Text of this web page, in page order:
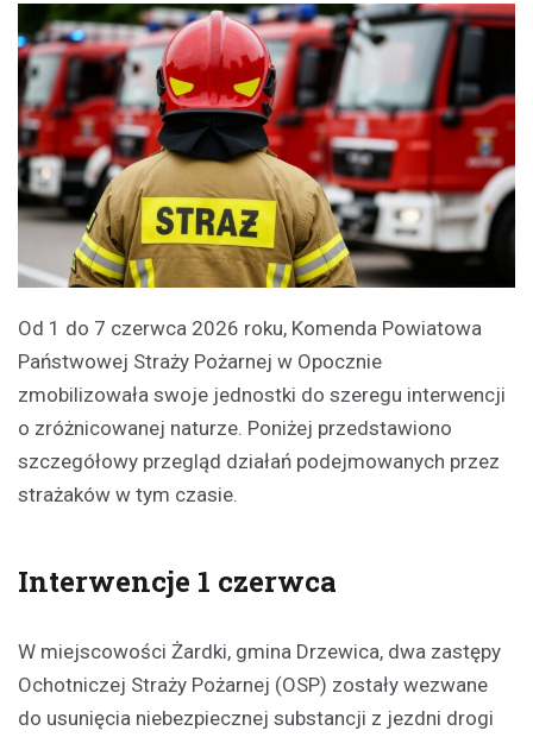
Od 1 do 7 czerwca 2026 roku, Komenda Powiatowa
Państwowej Straży Pożarnej w Opocznie
zmobilizowała swoje jednostki do szeregu interwencji
o zróżnicowanej naturze. Poniżej przedstawiono
szczegółowy przegląd działań podejmowanych przez
strażaków w tym czasie.
Interwencje 1 czerwca
W miejscowości Żardki, gmina Drzewica, dwa zastępy
Ochotniczej Straży Pożarnej (OSP) zostały wezwane
do usunięcia niebezpiecznej substancji z jezdni drogi